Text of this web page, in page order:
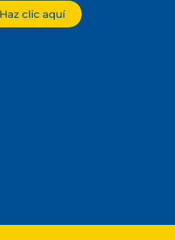
Haz clic aquí